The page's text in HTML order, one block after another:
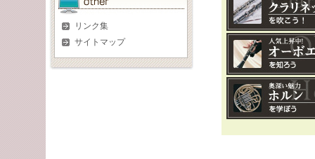
リンク集
サイトマップ